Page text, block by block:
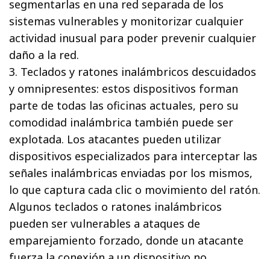
segmentarlas en una red separada de los
sistemas vulnerables y monitorizar cualquier
actividad inusual para poder prevenir cualquier
daño a la red.
3. Teclados y ratones inalámbricos descuidados
y omnipresentes: estos dispositivos forman
parte de todas las oficinas actuales, pero su
comodidad inalámbrica también puede ser
explotada. Los atacantes pueden utilizar
dispositivos especializados para interceptar las
señales inalámbricas enviadas por los mismos,
lo que captura cada clic o movimiento del ratón.
Algunos teclados o ratones inalámbricos
pueden ser vulnerables a ataques de
emparejamiento forzado, donde un atacante